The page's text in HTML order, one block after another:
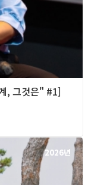
, 그것은" #1]
2026년